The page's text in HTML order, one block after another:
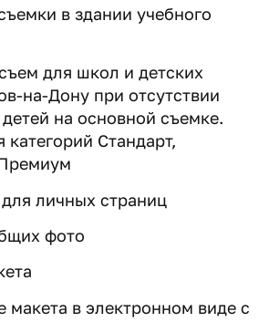
в здании учебного
для школ и детских
на-Дону при отсутствии
на основной съемке.
категорий Стандарт,
личных страниц
фото
макета в электронном виде с